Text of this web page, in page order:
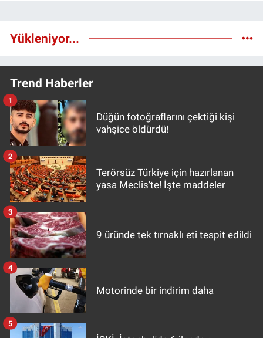
Yükleniyor...
Trend Haberler
Düğün fotoğraflarını çektiği kişi
vahşice öldürdü!
1
Terörsüz Türkiye için hazırlanan
yasa Meclis'te! İşte maddeler
2
9 üründe tek tırnaklı eti tespit edildi
3
Motorinde bir indirim daha
4
5